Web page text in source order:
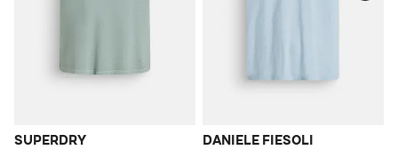
SUPERDRY DANIELE FIESOLI